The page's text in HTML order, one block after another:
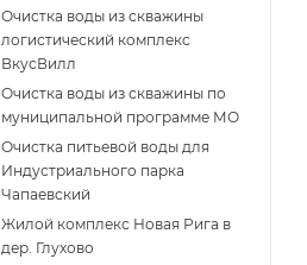
Очистка воды из скважины
логистический комплекс
ВкусВилл
Очистка воды из скважины по
муниципальной программе МО
Очистка питьевой воды для
Индустриального парка
Чапаевский
Жилой комплекс Новая Рига в
дер. Глухово